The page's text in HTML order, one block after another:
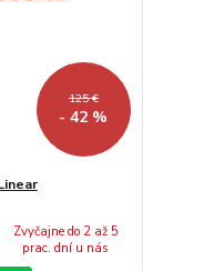
125 €
- 42 %
Zvyčajne do 2 až 5
prac. dní u nás